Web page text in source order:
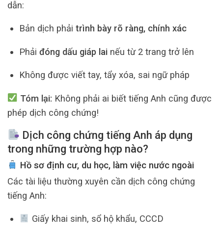
dẫn:
Bản dịch phải trình bày rõ ràng, chính xác
Phải đóng dấu giáp lainếu từ 2 trang trở lên
Không được viết tay, tẩy xóa, sai ngữ pháp
Tóm lại: Không phải ai biết tiếng Anh cũng được
phép dịch công chứng!
Dịch công chứng tiếng Anh áp dụng
trong những trường hợp nào?
Hồ sơ định cư, du học, làm việc nước ngoài
Các tài liệu thường xuyên cần dịch công chứng
tiếng Anh:
Giấy khai sinh, sổ hộ khẩu, CCCD